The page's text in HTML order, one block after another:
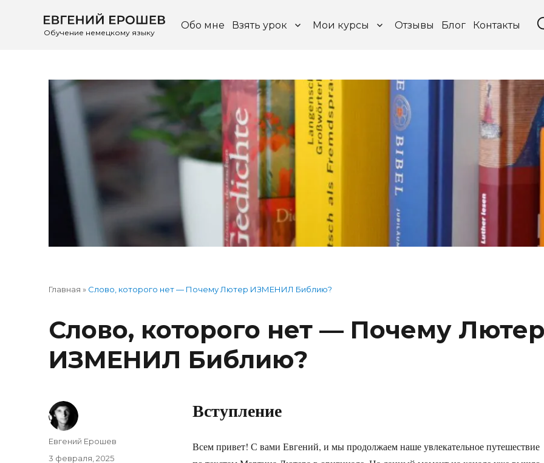
Обучение немецкому языку
Обо мне Взять урок Мои курсы Отзывы Блог Контакты
Главная » Слово, которого нет — Почему Лютер ИЗМЕНИЛ Библию?
Слово, которого нет — Почему Лютер
ИЗМЕНИЛ Библию?
Вступление
Всем привет! С вами Евгений, и мы продолжаем наше увлекательное путешествие
Автор
Евгений Ерошев
Опубликовано
3 февраля, 2025